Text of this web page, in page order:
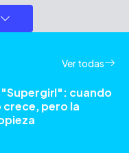
Ver todas
"Supergirl": cuando
crece, pero la